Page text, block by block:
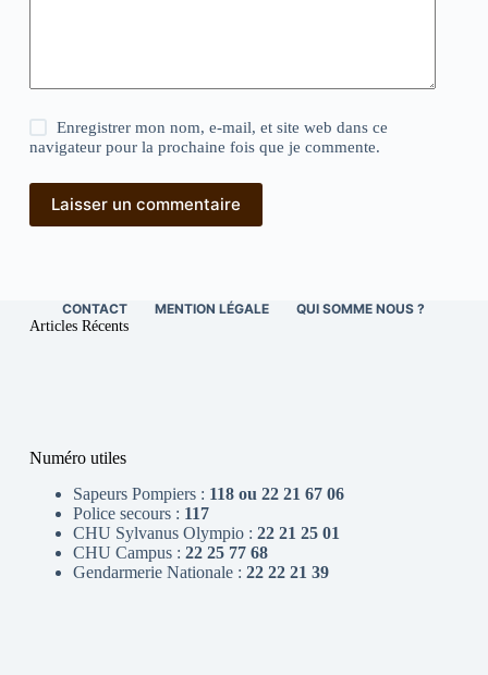
Enregistrer mon nom, e-mail, et site web dans ce
navigateur pour la prochaine fois que je commente.
Laisser un commentaire
CONTACT MENTION LÉGALE QUI SOMME NOUS ?
Articles Récents
Numéro utiles
Sapeurs Pompiers : 118 ou 22 21 67 06
Police secours : 117
CHU Sylvanus Olympio : 22 21 25 01
CHU Campus : 22 25 77 68
Gendarmerie Nationale : 22 22 21 39